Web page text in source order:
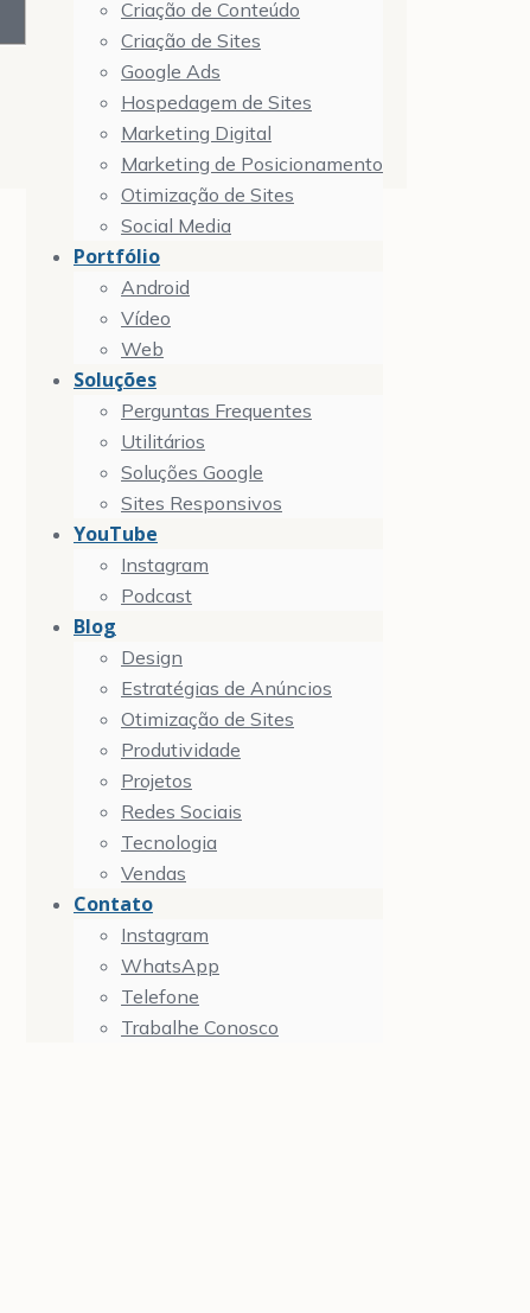
Criação de Conteúdo
Criação de Sites
Google Ads
Hospedagem de Sites
Marketing Digital
Marketing de Posicionamento
Otimização de Sites
Social Media
Portfólio
Android
Vídeo
Web
Soluções
Perguntas Frequentes
Utilitários
Soluções Google
Sites Responsivos
YouTube
Instagram
Podcast
Blog
Design
Estratégias de Anúncios
Otimização de Sites
Produtividade
Projetos
Redes Sociais
Tecnologia
Vendas
Contato
Instagram
WhatsApp
Telefone
Trabalhe Conosco